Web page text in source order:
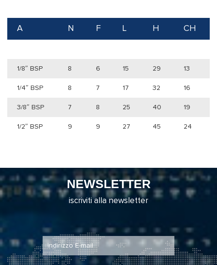
A N F L H CH
1/8″ BSP 8 6 15 29 13
1/4″ BSP 8 7 17 32 16
3/8″ BSP 7 8 25 40 19
1/2″ BSP 9 9 27 45 24
NEWSLETTER
iscriviti alla newsletter